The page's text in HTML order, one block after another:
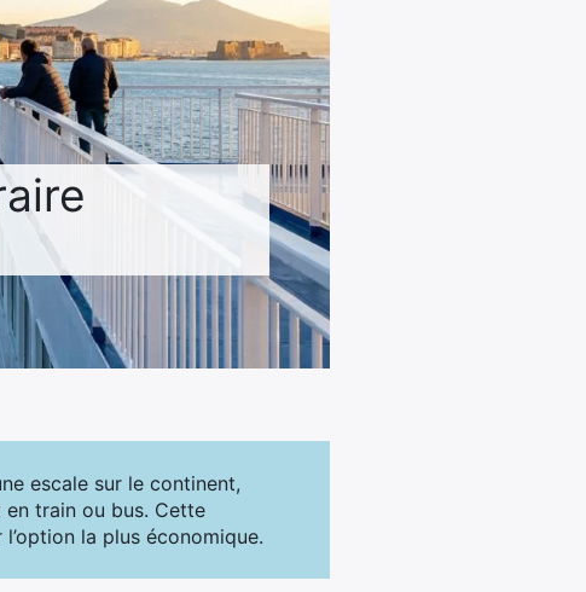
escale sur le continent,
en train ou bus. Cette
la plus économique.